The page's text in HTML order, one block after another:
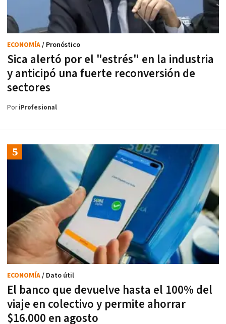
Sica alertó por el "estrés" en la industria
y anticipó una fuerte reconversión de
sectores
ECONOMÍA/ Pronóstico
PoriProfesional
El banco que devuelve hasta el 100% del
viaje en colectivo y permite ahorrar
$16.000 en agosto
ECONOMÍA/ Dato útil